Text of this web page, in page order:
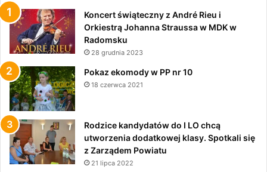
Koncert świąteczny z André Rieu i
Orkiestrą Johanna Straussa w MDK w
Radomsku
28 grudnia 2023
Pokaz ekomody w PP nr 10
18 czerwca 2021
Rodzice kandydatów do I LO chcą
utworzenia dodatkowej klasy. Spotkali się
z Zarządem Powiatu
21 lipca 2022